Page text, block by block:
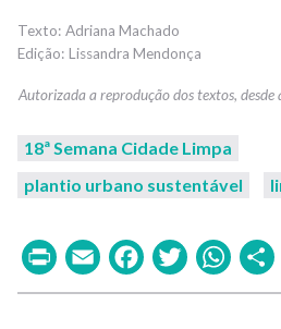
Adriana Machado
Lissandra Mendonça
18ª Semana Cidade Limpa
plantio urbano sustentável
PrintEmailFacebook